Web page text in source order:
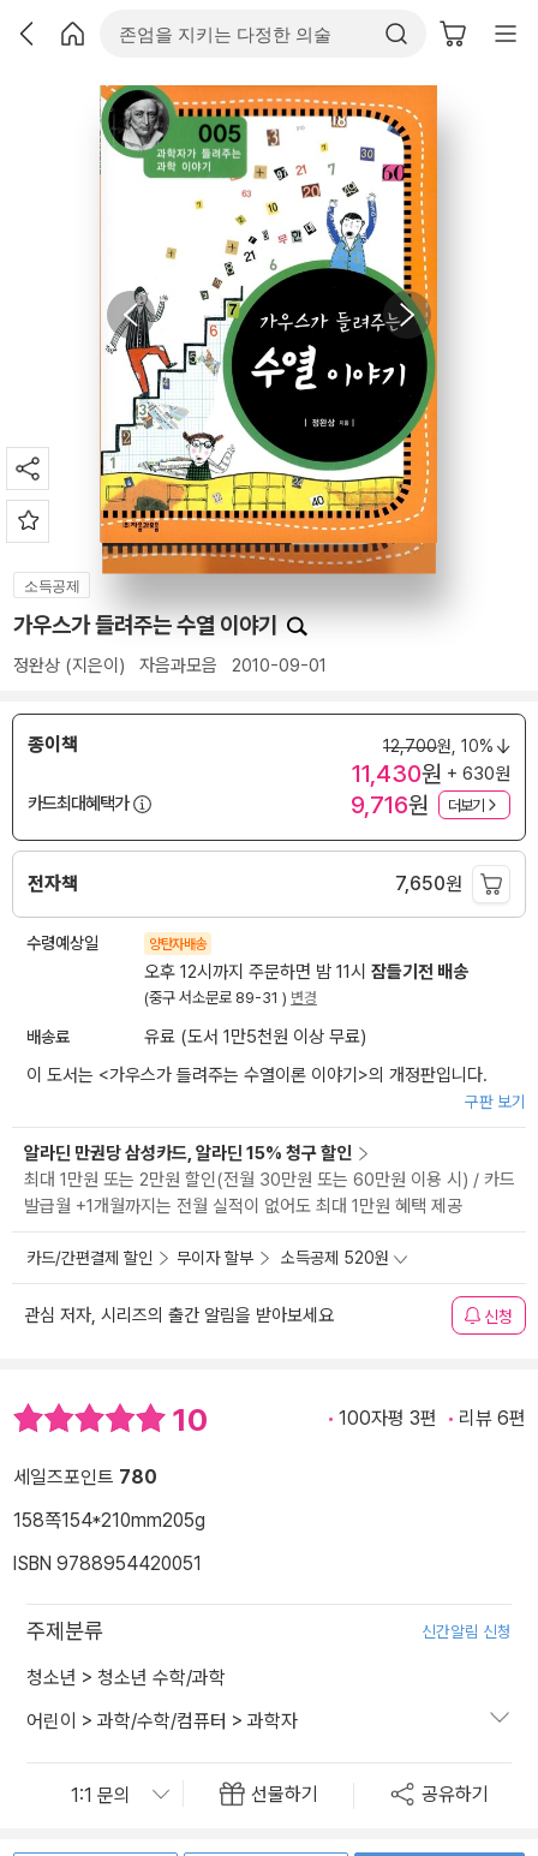
소득공제
가우스가 들려주는 수열 이야기
정완상 (지은이) 자음과모음 2010-09-01
종이책 12,700원, 10%
11,430원 + 630원
카드최대혜택가
9,716원 더보기
전자책 7,650원
수령예상일 양탄자배송
오후 12시까지 주문하면 밤 11시 잠들기전 배송
(중구 서소문로 89-31 ) 변경
배송료
유료 (도서 1만5천원 이상 무료)
이 도서는 <가우스가 들려주는 수열이론 이야기 >의 개정판입니다.
구판 보기
알라딘 만권당 삼성카드, 알라딘 15% 청구 할인
최대 1만원 또는 2만원 할인(전월 30만원 또는 60만원 이용 시) / 카드
발급월 +1개월까지는 전월 실적이 없어도 최대 1만원 혜택 제공
카드/간편결제 할인 무이자 할부 소득공제 520원
관심 저자, 시리즈의 출간 알림을 받아보세요 신청
10 100자평 3편 리뷰 6편
세일즈포인트 780
158쪽154*210mm205g
ISBN 9788954420051
주제분류 신간알림 신청
청소년 > 청소년 수학/과학
어린이 > 과학/수학/컴퓨터 > 과학자
선물하기 공유하기